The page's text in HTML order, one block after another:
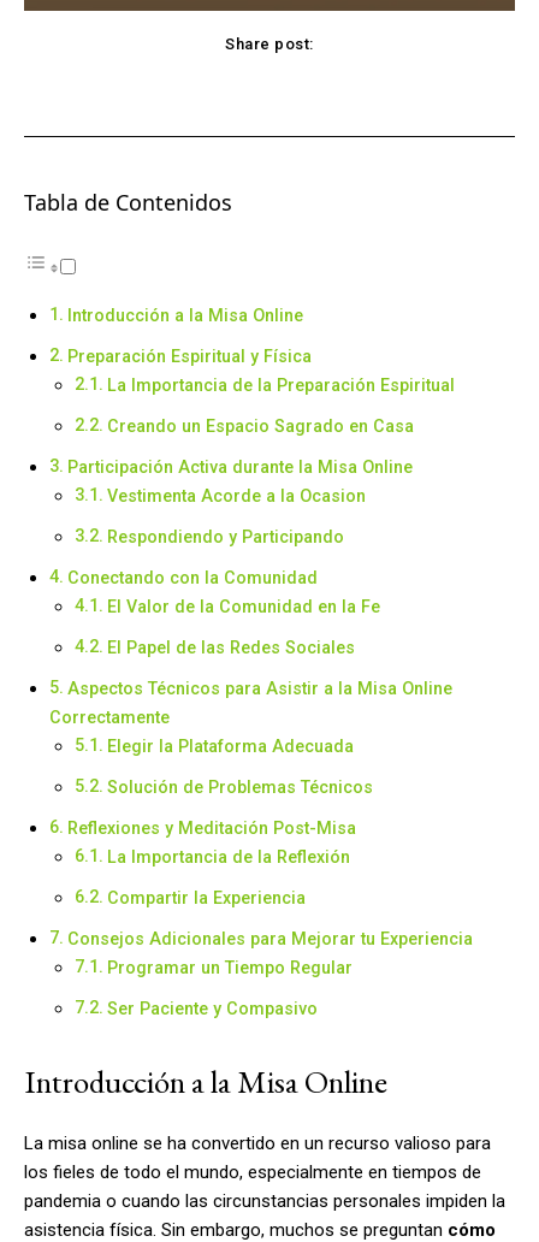
Share post:
Tabla de Contenidos
Introducción a la Misa Online
Preparación Espiritual y Física
La Importancia de la Preparación Espiritual
Creando un Espacio Sagrado en Casa
Participación Activa durante la Misa Online
Vestimenta Acorde a la Ocasion
Respondiendo y Participando
Conectando con la Comunidad
El Valor de la Comunidad en la Fe
El Papel de las Redes Sociales
Aspectos Técnicos para Asistir a la Misa Online
Correctamente
Elegir la Plataforma Adecuada
Solución de Problemas Técnicos
Reflexiones y Meditación Post-Misa
La Importancia de la Reflexión
Compartir la Experiencia
Consejos Adicionales para Mejorar tu Experiencia
Programar un Tiempo Regular
Ser Paciente y Compasivo
Introducción a la Misa Online
La misa online se ha convertido en un recurso valioso para
los fieles de todo el mundo, especialmente en tiempos de
pandemia o cuando las circunstancias personales impiden la
asistencia física. Sin embargo, muchos se preguntan cómo